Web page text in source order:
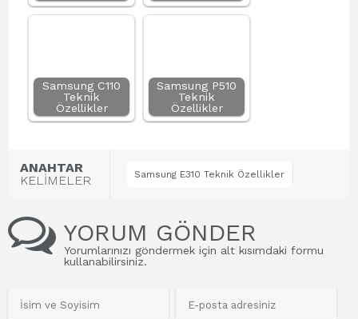
Samsung C110
Teknik
Özellikler
Samsung P510
Teknik
Özellikler
ANAHTAR
KELİMELER
Samsung E310 Teknik Özellikler
YORUM GÖNDER
Yorumlarınızı göndermek için alt kısımdaki formu
kullanabilirsiniz.